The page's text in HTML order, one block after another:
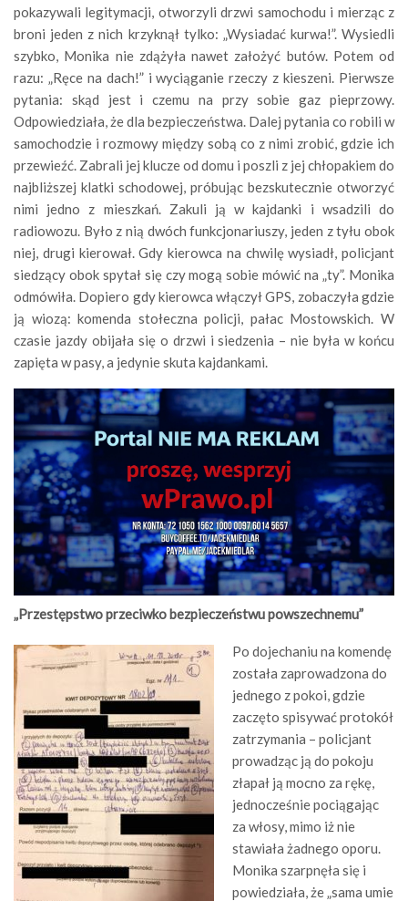
pokazywali legitymacji, otworzyli drzwi samochodu i mierząc z
broni jeden z nich krzyknął tylko: „Wysiadać kurwa!”. Wysiedli
szybko, Monika nie zdążyła nawet założyć butów. Potem od
razu: „Ręce na dach!” i wyciąganie rzeczy z kieszeni. Pierwsze
pytania: skąd jest i czemu na przy sobie gaz pieprzowy.
Odpowiedziała, że dla bezpieczeństwa. Dalej pytania co robili w
samochodzie i rozmowy między sobą co z nimi zrobić, gdzie ich
przewieźć. Zabrali jej klucze od domu i poszli z jej chłopakiem do
najbliższej klatki schodowej, próbując bezskutecznie otworzyć
nimi jedno z mieszkań. Zakuli ją w kajdanki i wsadzili do
radiowozu. Było z nią dwóch funkcjonariuszy, jeden z tyłu obok
niej, drugi kierował. Gdy kierowca na chwilę wysiadł, policjant
siedzący obok spytał się czy mogą sobie mówić na „ty”. Monika
odmówiła. Dopiero gdy kierowca włączył GPS, zobaczyła gdzie
ją wiozą: komenda stołeczna policji, pałac Mostowskich. W
czasie jazdy obijała się o drzwi i siedzenia – nie była w końcu
zapięta w pasy, a jedynie skuta kajdankami.
„Przestępstwo przeciwko bezpieczeństwu powszechnemu”
Po dojechaniu na komendę
została zaprowadzona do
jednego z pokoi, gdzie
zaczęto spisywać protokół
zatrzymania – policjant
prowadząc ją do pokoju
złapał ją mocno za rękę,
jednocześnie pociągając
za włosy, mimo iż nie
stawiała żadnego oporu.
Monika szarpnęła się i
powiedziała, że „sama umie